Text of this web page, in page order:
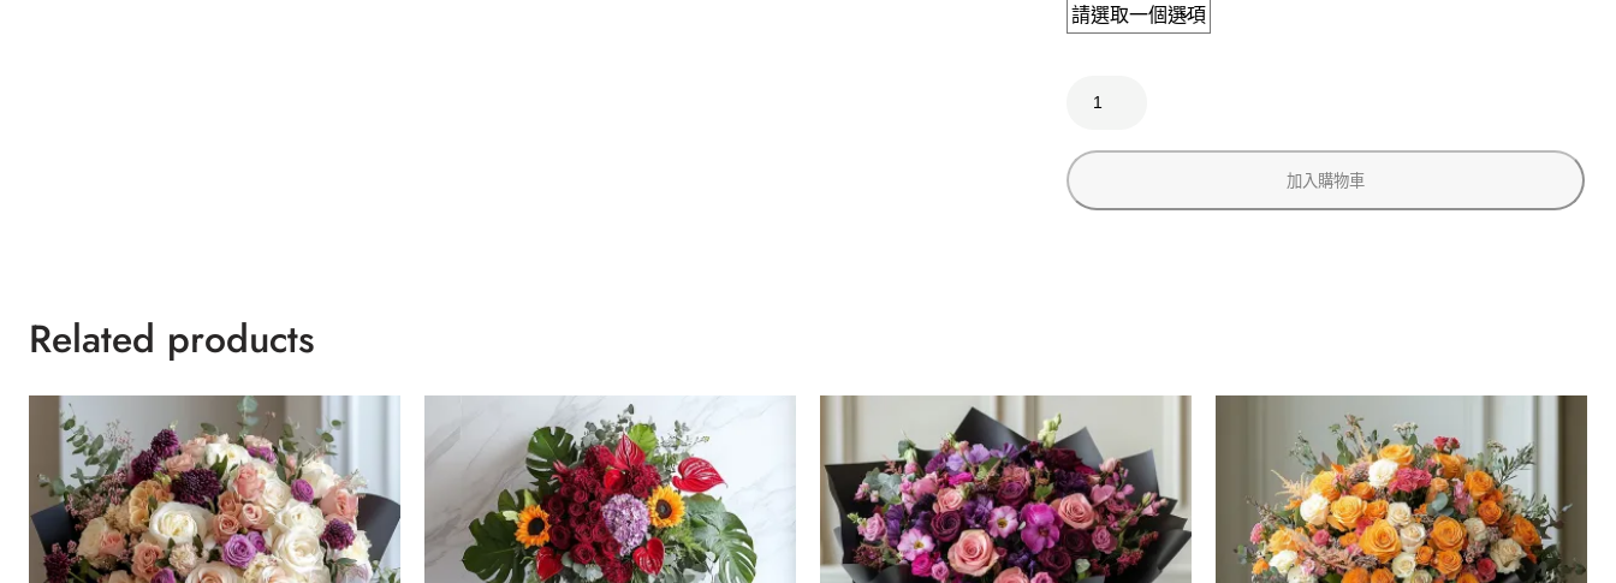
柔
心
數
加入購物車
Related products